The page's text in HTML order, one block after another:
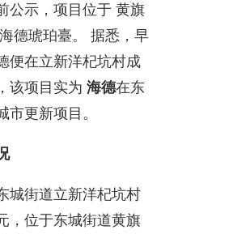
公示，项目位于 黄旗
德琥珀臺。 据悉，早
便在立新洋杞坑村成
该项目实为 海德在东
市更新项目。
城街道立新洋杞坑村
，位于东城街道黄旗